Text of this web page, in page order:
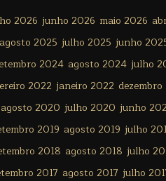
2026 junho 2026 maio 2026
agosto 2025 julho 2025 junho
2024 agosto 2024 julho
2022 janeiro 2022
agosto 2020 julho 2020 junho
2019 agosto 2019 julho
2018 agosto 2018 julho
2017 agosto 2017 julho